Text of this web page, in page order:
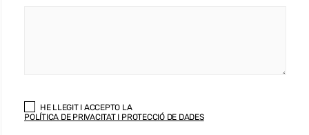
HE LLEGIT I ACCEPTO LA
POLÍTICA DE PRIVACITAT I PROTECCIÓ DE DADES